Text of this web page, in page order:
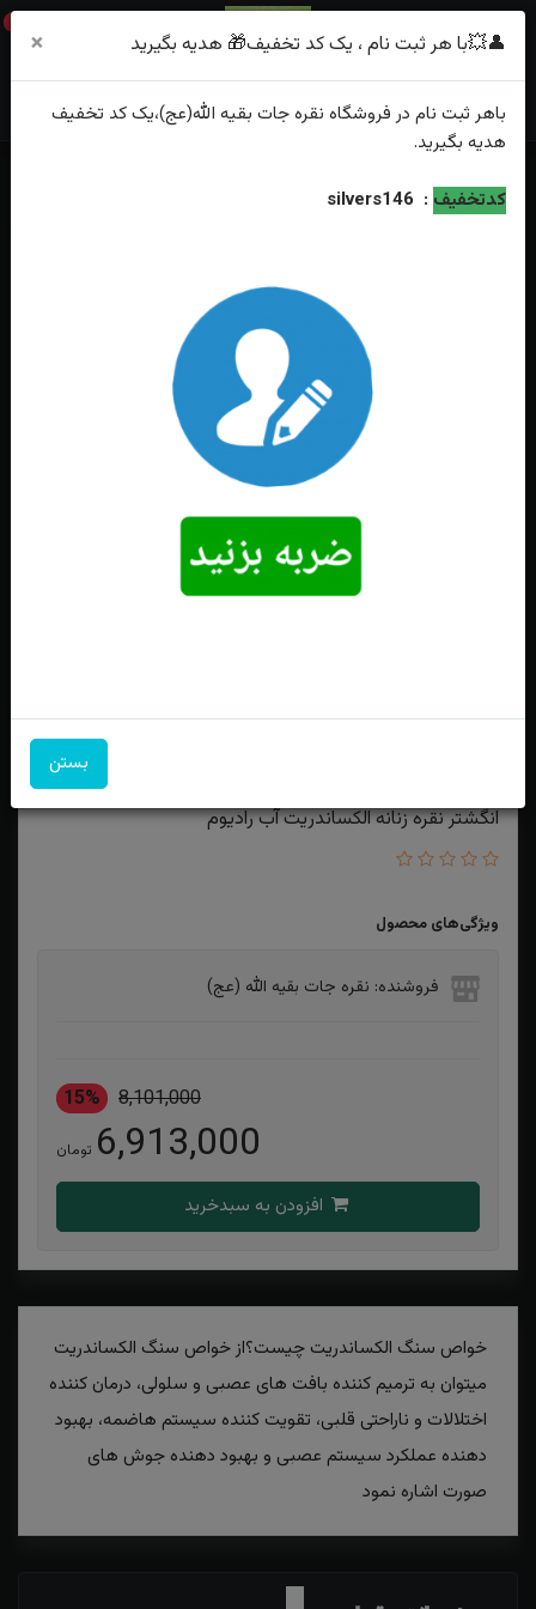
0
خانه فهرست محصولات
انگشتر نقره زنانه الکساندریت آب رادیوم
ویژگی‌های محصول
فروشنده: نقره جات بقیه الله (عج)
8,101,000
15%
6,913,000 تومان
خواص سنگ الکساندریت چیست؟از خواص سنگ الکساندریت
میتوان به ترمیم کننده بافت های عصبی و سلولی، درمان کننده
اختلالات و ناراحتی قلبی، تقویت کننده سیستم هاضمه، بهبود
دهنده عملکرد سیستم عصبی و بهبود دهنده جوش های
صورت اشاره نمود
👤💥با هر ثبت نام ، یک کد تخفیف🎁 هدیه بگیرید ×
باهر ثبت نام در فروشگاه نقره جات بقیه الله(عج)،یک کد تخفیف
هدیه بگیرید.
کدتخفیف :
silvers146
بستن